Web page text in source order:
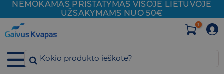
Skip
to
content
NEMOKAMAS PRISTATYMAS VISOJE LIETUVOJE
UŽSAKYMAMS NUO 50€